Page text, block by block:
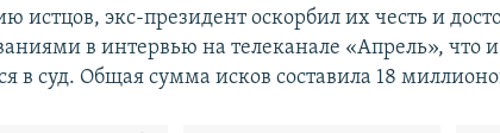
истцов, экс-президент оскорбил их честь и
в интервью на телеканале «Апрель», что и
в суд. Общая сумма исков составила 18